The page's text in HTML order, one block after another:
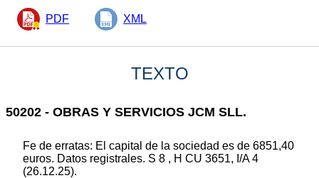
PDF XML
TEXTO
50202 - OBRAS Y SERVICIOS JCM SLL.
Fe de erratas: El capital de la sociedad es de 6851,40
euros. Datos registrales. S 8 , H CU 3651, I/A 4
(26.12.25).